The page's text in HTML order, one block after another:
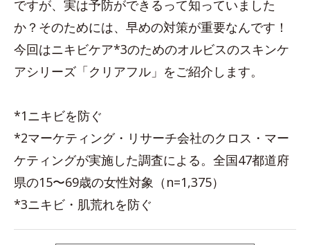
ですが、実は予防ができるって知っていました
か？そのためには、早めの対策が重要なんです！
今回はニキビケア*3のためのオルビスのスキンケ
アシリーズ「クリアフル」をご紹介します。
*1ニキビを防ぐ
*2マーケティング・リサーチ会社のクロス・マー
ケティングが実施した調査による。全国47都道府
県の15〜69歳の女性対象（n=1,375）
*3ニキビ・肌荒れを防ぐ